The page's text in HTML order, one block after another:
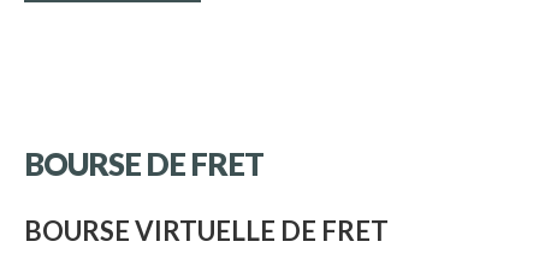
BOURSEDEFRET
BOURSEVIRTUELLE DE FRET